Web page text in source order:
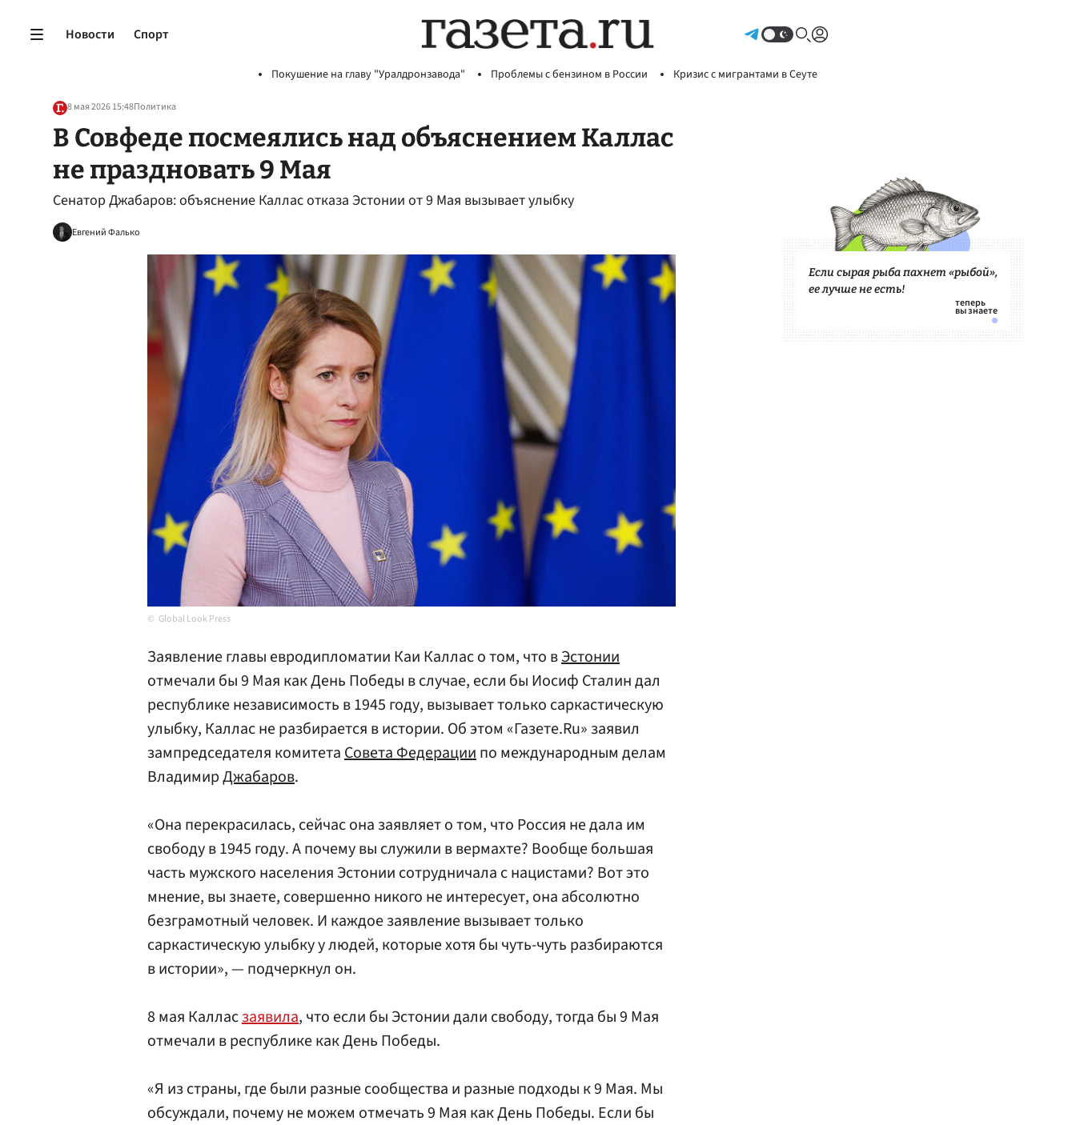
Новости Спорт
Покушение на главу "Уралдронзавода" Проблемы с бензином в России Кризис с мигрантами в Сеуте
8 мая 2026 15:48Политика
В Совфеде посмеялись над объяснением Каллас
не праздновать 9 Мая
Сенатор Джабаров: объяснение Каллас отказа Эстонии от 9 Мая вызывает улыбку
Евгений Фалько
Global Look Press
Заявление главы евродипломатии Каи Каллас о том, что вЭстонии
отмечали бы 9 Мая как День Победы в случае, если бы Иосиф Сталин дал
республике независимость в 1945 году, вызывает только саркастическую
улыбку, Каллас не разбирается в истории. Об этом «Газете.Ru» заявил
зампредседателя комитетаСовета Федерациипо международным делам
ВладимирДжабаров.
«Она перекрасилась, сейчас она заявляет о том, что Россия не дала им
свободу в 1945 году. А почему вы служили в вермахте? Вообще большая
часть мужского населения Эстонии сотрудничала с нацистами? Вот это
мнение, вы знаете, совершенно никого не интересует, она абсолютно
безграмотный человек. И каждое заявление вызывает только
саркастическую улыбку у людей, которые хотя бы чуть-чуть разбираются
в истории», — подчеркнул он.
8 мая Калласзаявила, что если бы Эстонии дали свободу, тогда бы 9 Мая
отмечали в республике как День Победы.
«Я из страны, где были разные сообщества и разные подходы к 9 Мая. Мы
обсуждали, почему не можем отмечать 9 Мая как День Победы. Если бы
Если сырая рыба пахнет «рыбой»,
ее лучше не есть!